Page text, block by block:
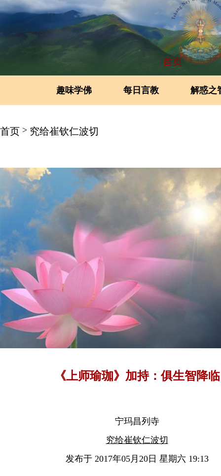
首页
趣味学佛 每日言教 解惑之
首页 > 究给崔钦仁波切
《上师瑜珈》加持：俱生智降临
宁玛昌列寺
究给崔钦仁波切
发布于 2017年05月20日 星期六 19:13